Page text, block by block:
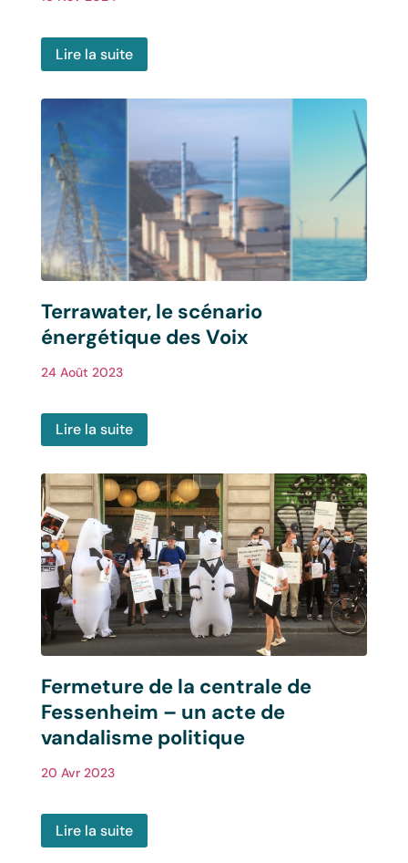
Lire la suite
Terrawater, le scénario
énergétique des Voix
24 Août 2023
Lire la suite
Fermeture de la centrale de
Fessenheim – un acte de
vandalisme politique
20 Avr 2023
Lire la suite